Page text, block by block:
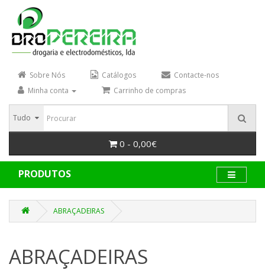
Sobre Nós Catálogos
Contacte-nos
Minha conta
Carrinho de compras
Tudo
0 - 0,00€
PRODUTOS
ABRAÇADEIRAS
ABRAÇADEIRAS